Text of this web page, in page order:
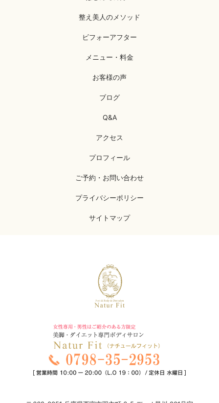
整え美人のメソッド
ビフォーアフター
メニュー・料金
お客様の声
ブログ
Q&A
アクセス
プロフィール
ご予約・お問い合わせ
プライバシーポリシー
サイトマップ